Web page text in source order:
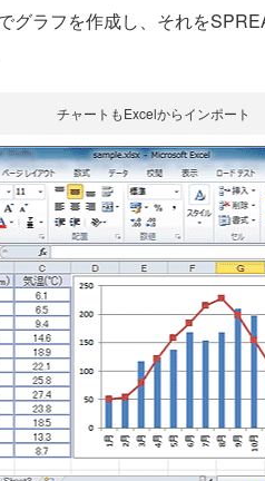
グラフを作成し、それを
チャートもExcelからインポート